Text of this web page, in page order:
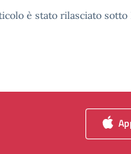
è stato rilasciato